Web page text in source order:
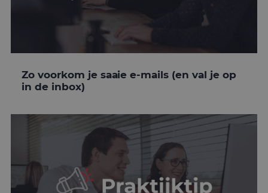
Zo voorkom je saaie e-mails (en val je op
in de inbox)